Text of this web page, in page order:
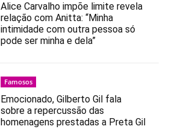
Alice Carvalho impõe limite revela
relação com Anitta: “Minha
intimidade com outra pessoa só
pode ser minha e dela”
Famosos
Emocionado, Gilberto Gil fala
sobre a repercussão das
homenagens prestadas a Preta Gil